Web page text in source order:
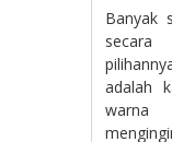
Banyak
adalah